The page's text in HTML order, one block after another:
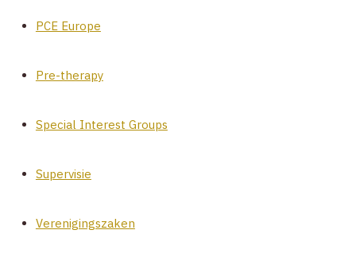
PCE Europe
Pre-therapy
Special Interest Groups
Supervisie
Verenigingszaken